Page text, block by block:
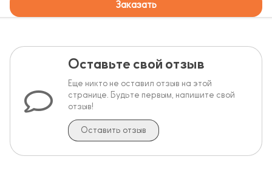
Заказать
Оставьте свой отзыв
Еще никто не оставил отзыв на этой
странице. Будьте первым, напишите свой
отзыв!
Оставить отзыв